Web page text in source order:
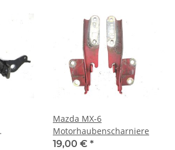
Mazda MX-6
Motorhaubenscharniere
19,00 € *